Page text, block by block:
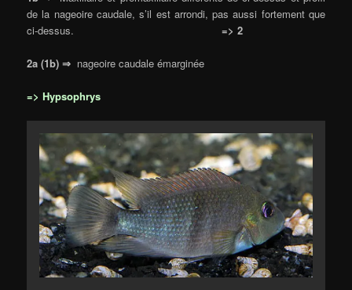
de la nageoire caudale, s’il est arrondi, pas aussi fortement que
ci-dessus.=> 2
2a (1b) ⇒ nageoire caudale émarginée
=> Hypsophrys